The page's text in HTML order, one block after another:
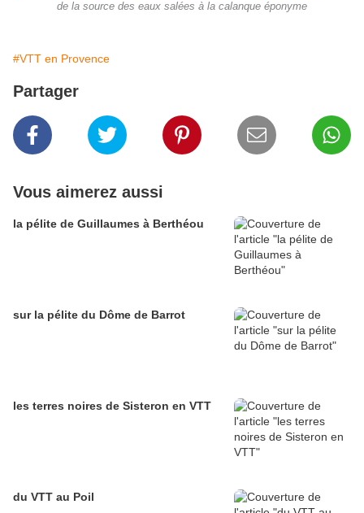
de la source des eaux salées à la calanque éponyme
#VTT en Provence
Partager
Vous aimerez aussi
la pélite de Guillaumes à Berthéou
sur la pélite du Dôme de Barrot
les terres noires de Sisteron en VTT
du VTT au Poil